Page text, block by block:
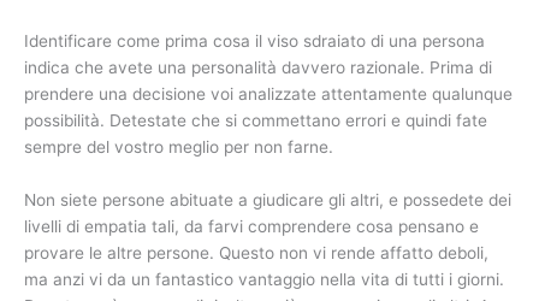
Identificare come prima cosa il viso sdraiato di una persona
indica che avete una personalità davvero razionale. Prima di
prendere una decisione voi analizzate attentamente qualunque
possibilità. Detestate che si commettano errori e quindi fate
sempre del vostro meglio per non farne.
Non siete persone abituate a giudicare gli altri, e possedete dei
livelli di empatia tali, da farvi comprendere cosa pensano e
provare le altre persone. Questo non vi rende affatto deboli,
ma anzi vi da un fantastico vantaggio nella vita di tutti i giorni.